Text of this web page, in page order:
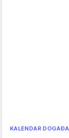
KALENDAR